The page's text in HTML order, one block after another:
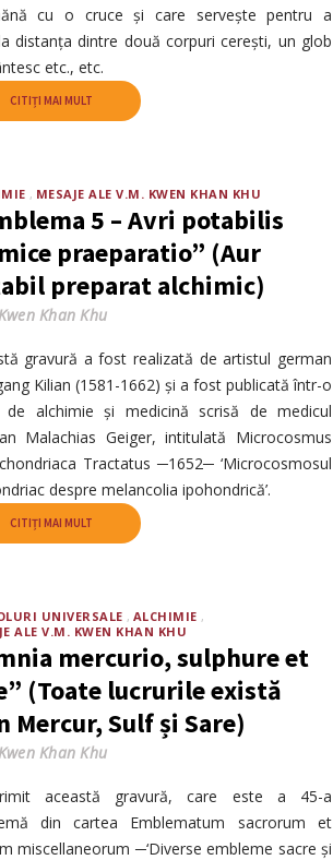
cu o cruce și care servește pentru a
distanța dintre două corpuri cerești, un glob
etc., etc.
CITIȚI MAI MULT
MESAJE ALE V.M. KWEN KHAN KHU
5 – Avri potabilis
praeparatio” (Aur
preparat alchimic)
Khan Khu
gravură a fost realizată de artistul german
Kilian (1581-1662) și a fost publicată într-o
de alchimie și medicină scrisă de medicul
Malachias Geiger, intitulată Microcosmus
Tractatus ─1652─ ‘Microcosmosul
despre melancolia ipohondrică’.
CITIȚI MAI MULT
UNIVERSALE
ALCHIMIE
ALE V.M. KWEN KHAN KHU
mercurio, sulphure et
(Toate lucrurile există
Mercur, Sulf și Sare)
Khan Khu
această gravură, care este a 45-a
din cartea Emblematum sacrorum et
miscellaneorum ─‘Diverse embleme sacre și